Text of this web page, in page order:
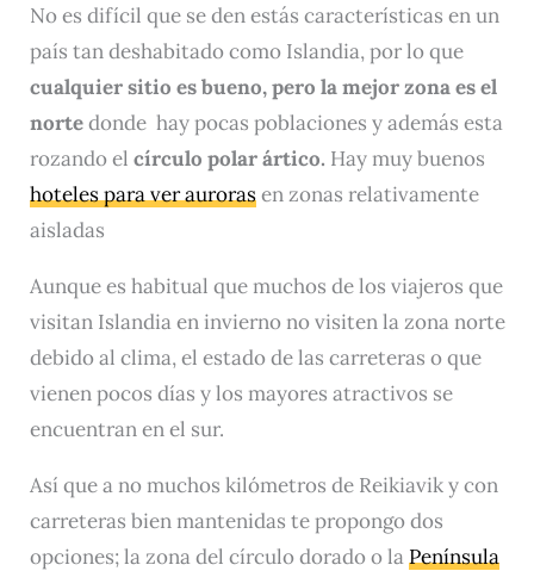
No es difícil que se den estás características en un
país tan deshabitado como Islandia, por lo que
cualquier sitio es bueno, pero la mejor zona es el
nortedonde hay pocas poblaciones y además esta
rozando el círculo polar ártico. Hay muy buenos
hoteles para ver aurorasen zonas relativamente
aisladas
Aunque es habitual que muchos de los viajeros que
visitan Islandia en invierno no visiten la zona norte
debido al clima, el estado de las carreteras o que
vienen pocos días y los mayores atractivos se
encuentran en el sur.
Así que a no muchos kilómetros de Reikiavik y con
carreteras bien mantenidas te propongo dos
opciones; la zona del círculo dorado o laPenínsula